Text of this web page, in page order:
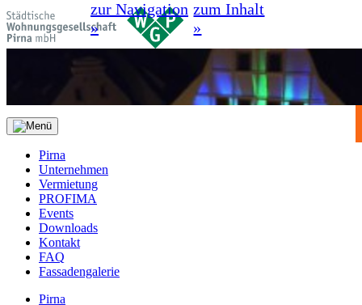
zur Navigation
»
zum Inhalt
»
Pirna
Unternehmen
Vermietung
PROFIMA
Events
Downloads
Kontakt
FAQ
Fassadengalerie
Pirna